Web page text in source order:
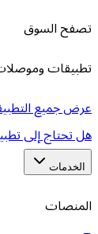
تصفح السوق
تطبيقات
عرض جميع
هل تحتاج إلى
الخدمات
المنصات